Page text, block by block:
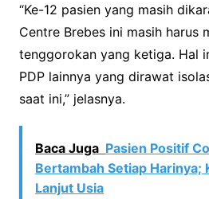
“Ke-12 pasien yang masih
Centre Brebes ini masih harus
tenggorokan yang ketiga. Hal
PDP lainnya yang dirawat
saat ini,” jelasnya.
Baca Juga Pasien Positif
Bertambah Setiap Harinya;
Lanjut Usia